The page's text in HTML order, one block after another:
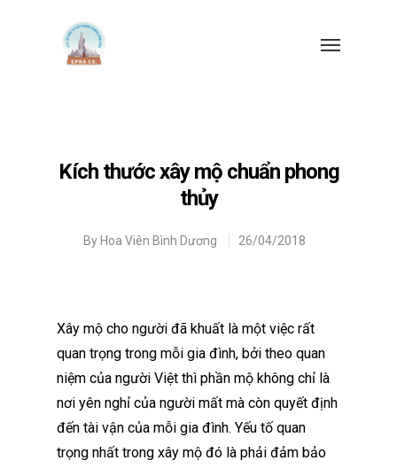
Kích thước xây mộ chuẩn phong
thủy
By Hoa Viên Bình Dương 26/04/2018
Xây mộ cho người đã khuất là một việc rất
quan trọng trong mỗi gia đình, bởi theo quan
niệm của người Việt thì phần mộ không chỉ là
nơi yên nghỉ của người mất mà còn quyết định
đến tài vận của mỗi gia đình. Yếu tố quan
trọng nhất trong xây mộ đó là phải đảm bảo